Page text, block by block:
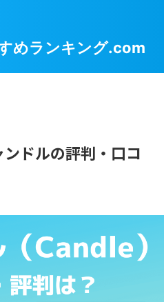
めランキング.com
ドルの評判・口コ